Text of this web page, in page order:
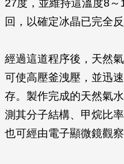
27度，並維持這溫度8
回，以確定冰晶已完全
經過這道程序後，天然
可使高壓釜洩壓，並迅
存。製作完成的天然氣
測其分子結構、甲烷比
也可經由電子顯微鏡觀察